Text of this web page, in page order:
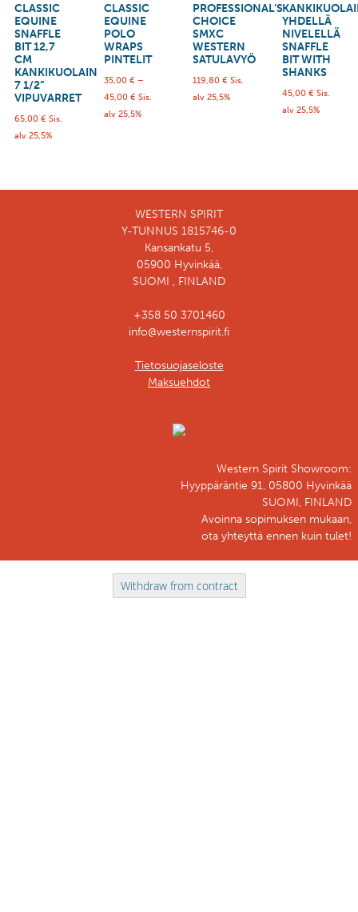
CLASSIC
EQUINE
SNAFFLE
BIT 12,7
CM
KANKIKUOLAIN
7 1/2”
VIPUVARRET
65,00 € Sis.
alv 25,5%
CLASSIC
EQUINE
POLO
WRAPS
PINTELIT
35,00 € –
45,00 € Sis.
alv 25,5%
PROFESSIONAL’S
CHOICE
SMXC
WESTERN
SATULAVYÖ
119,80€ Sis.
alv 25,5%
YHDELLÄ
NIVELELLÄ
SNAFFLE
BIT WITH
SHANKS
45,00 € Sis.
alv 25,5%
WESTERN SPIRIT
Y-TUNNUS 1815746-0
Kansankatu 5,
05900 Hyvinkää,
SUOMI , FINLAND
+358 50 3701460
info@westernspirit.fi
Tietosuojaseloste
Maksuehdot
Western Spirit Showroom:
Hyyppäräntie 91, 05800 Hyvinkää
SUOMI, FINLAND
Avoinna sopimuksen mukaan,
ota yhteyttä ennen kuin tulet!
Withdraw from contract